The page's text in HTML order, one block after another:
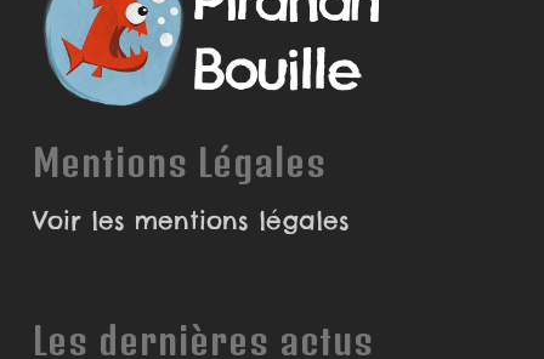
Mentions Légales
Voir les mentions légales
Les dernières actus